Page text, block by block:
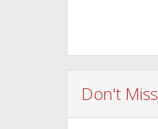
Don't Miss